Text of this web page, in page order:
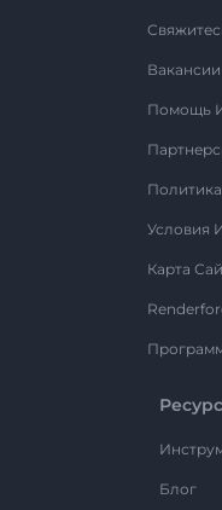
Вакансии
Помощь
Условия
Карта
Блог